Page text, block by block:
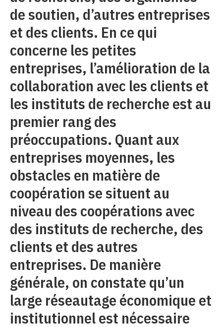
de soutien, d’autres entreprises
et des clients. En ce qui
concerne les petites
entreprises, l’amélioration de la
collaboration avec les clients et
les instituts de recherche est au
premier rang des
préoccupations. Quant aux
entreprises moyennes, les
obstacles en matière de
coopération se situent au
niveau des coopérations avec
des instituts de recherche, des
clients et des autres
entreprises. De manière
générale, on constate qu’un
large réseautage économique et
institutionnel est nécessaire